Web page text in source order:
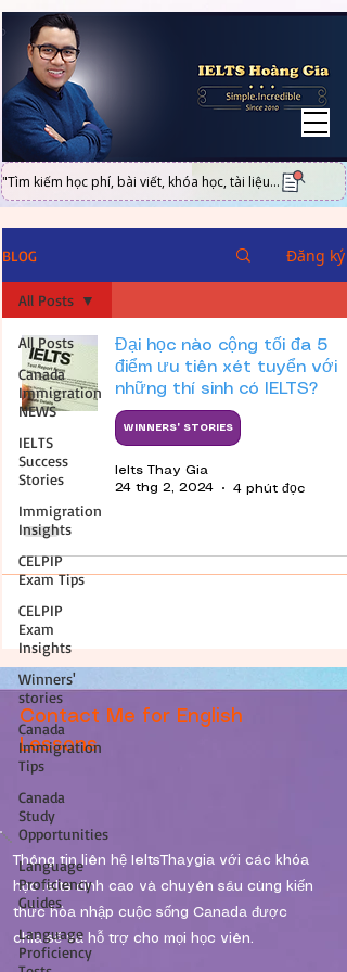
"Tìm kiếm học phí, bài viết, khóa học, tài liệu...
BLOG Đăng ký
All Posts
Canada
Immigration
NEWS
IELTS
Success
Stories
Immigration
Insights
CELPIP
Exam Tips
CELPIP
Exam
Insights
Winners'
stories
Canada
Immigration
Tips
Canada
Study
Opportunities
Language
Proficiency
Guides
Language
Proficiency
All Posts
Đại học nào cộng tối đa 5
điểm ưu tiên xét tuyển với
những thí sinh có IELTS?
WINNERS' STORIES
Ielts Thay Gia
24 thg 2, 2024
4 phút đọc
Contact Me for English
Lessons
Thông tin liên hệ IeltsThaygia với các khóa
học Ielts đỉnh cao và chuyên sâu cùng kiến
thức hòa nhập cuộc sống Canada được
chia sẽ và hỗ trợ cho mọi học viên.